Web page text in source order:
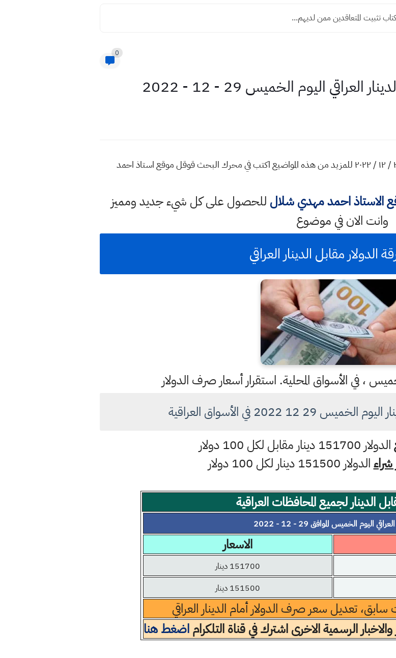
تثبيت المتعاقدين ممن لديهم...
0
اليوم الخميس 29 - 12 - 2022
اسعار صرف الدولار مقابل الدينار العراقي اليوم الخميس ٢٩ / ١٢ / ٢٠٢٢ للمزيد من هذه المواضيع اكتب في محرك البحث قوقل موقع استاذ احمد
الاستاذ احمد مهدي شلال للحصول على كل شيء جديد ومميز
وانت الان في موضوع
الدولار مقابل الدينار العراقي
، في الأسواق المحلية. استقرار أسعار صرف الدولار
2022 في الأسواق العراقية
الدولار 151700 دينار مقابل لكل 100 دولار
الدولار 151500 دينار لكل 100 دولار
الدينار لجميع المحافظات العراقية
اليوم الخميس الموافق 29 - 12 - 2022
الاسعار
151700 دينار
151500 دينار
سابق، تعديل سعر صرف الدولار أمام الدينار العراقي
الرسمية الاخرى اشترك في قناة التلكراماضغط هنا